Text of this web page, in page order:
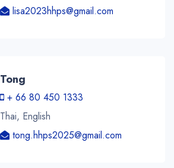
lisa2023hhps@gmail.com
Tong
+ 66 80 450 1333
Thai, English
tong.hhps2025@gmail.com